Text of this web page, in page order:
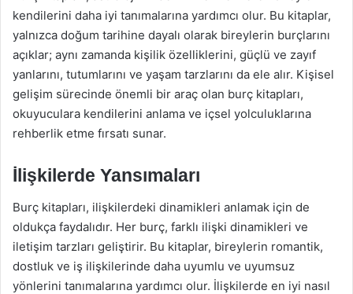
kendilerini daha iyi tanımalarına yardımcı olur. Bu kitaplar,
yalnızca doğum tarihine dayalı olarak bireylerin burçlarını
açıklar; aynı zamanda kişilik özelliklerini, güçlü ve zayıf
yanlarını, tutumlarını ve yaşam tarzlarını da ele alır. Kişisel
gelişim sürecinde önemli bir araç olan burç kitapları,
okuyuculara kendilerini anlama ve içsel yolculuklarına
rehberlik etme fırsatı sunar.
İlişkilerde Yansımaları
Burç kitapları, ilişkilerdeki dinamikleri anlamak için de
oldukça faydalıdır. Her burç, farklı ilişki dinamikleri ve
iletişim tarzları geliştirir. Bu kitaplar, bireylerin romantik,
dostluk ve iş ilişkilerinde daha uyumlu ve uyumsuz
yönlerini tanımalarına yardımcı olur. İlişkilerde en iyi nasıl